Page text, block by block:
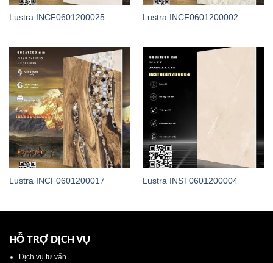
Lustra INCF0601200025 Lustra INCF0601200002
Lustra INCF0601200017 Lustra INST0601200004
HỖ TRỢ DỊCH VỤ
Dịch vụ tư vấn